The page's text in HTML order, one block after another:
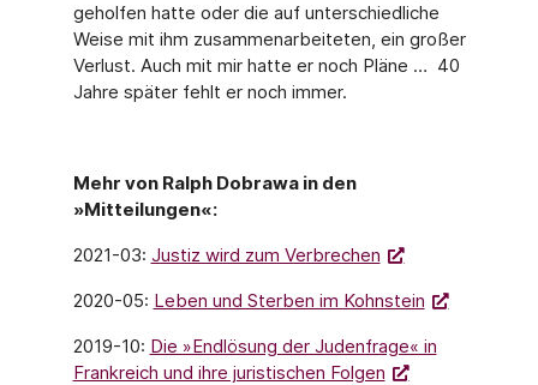
geholfen hatte oder die auf unterschiedliche
Weise mit ihm zusammenarbeiteten, ein großer
Verlust. Auch mit mir hatte er noch Pläne … 40
Jahre später fehlt er noch immer.
Mehr von Ralph Dobrawa in den
»Mitteilungen«:
2021-03: Justiz wird zum Verbrechen
2020-05: Leben und Sterben im Kohnstein
2019-10: Die »Endlösung der Judenfrage« in
Frankreich und ihre juristischen Folgen